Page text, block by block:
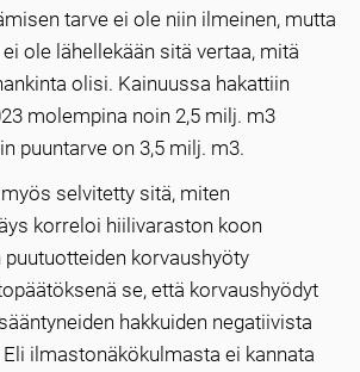
tarve ei ole niin ilmeinen, mutta
ole lähellekään sitä vertaa, mitä
olisi. Kainuussa hakattiin
molempina noin 2,5 milj. m3
puuntarve on 3,5 milj. m3.
selvitetty sitä, miten
korreloi hiilivaraston koon
puutuotteiden korvaushyöty
se, että korvaushyödyt
hakkuiden negatiivista
ilmastonäkökulmasta ei kannata